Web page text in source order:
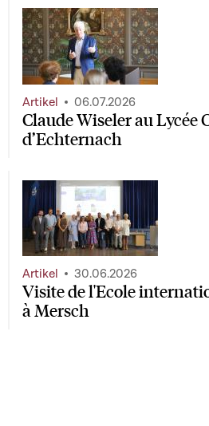
Claude Wiseler au Lycée
d’Echternach
Artikel 06.07.2026
Visite de l'Ecole
à Mersch
Artikel 30.06.2026